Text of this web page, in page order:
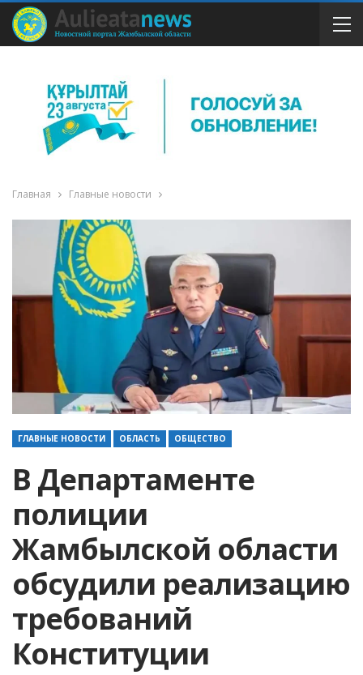
Главная Главные новости
ГЛАВНЫЕ НОВОСТИ ОБЛАСТЬ ОБЩЕСТВО
В Департаменте
полиции
Жамбылской области
обсудили реализацию
требований
Конституции